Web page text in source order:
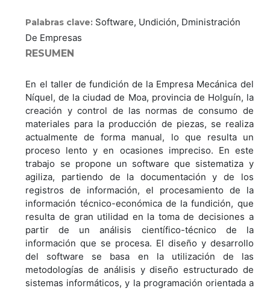
Palabras clave: Software, Undición, Dministración
De Empresas
RESUMEN
En el taller de fundición de la Empresa Mecánica del
Níquel, de la ciudad de Moa, provincia de Holguín, la
creación y control de las normas de consumo de
materiales para la producción de piezas, se realiza
actualmente de forma manual, lo que resulta un
proceso lento y en ocasiones impreciso. En este
trabajo se propone un software que sistematiza y
agiliza, partiendo de la documentación y de los
registros de información, el procesamiento de la
información técnico-económica de la fundición, que
resulta de gran utilidad en la toma de decisiones a
partir de un análisis científico-técnico de la
información que se procesa. El diseño y desarrollo
del software se basa en la utilización de las
metodologías de análisis y diseño estructurado de
sistemas informáticos, y la programación orientada a